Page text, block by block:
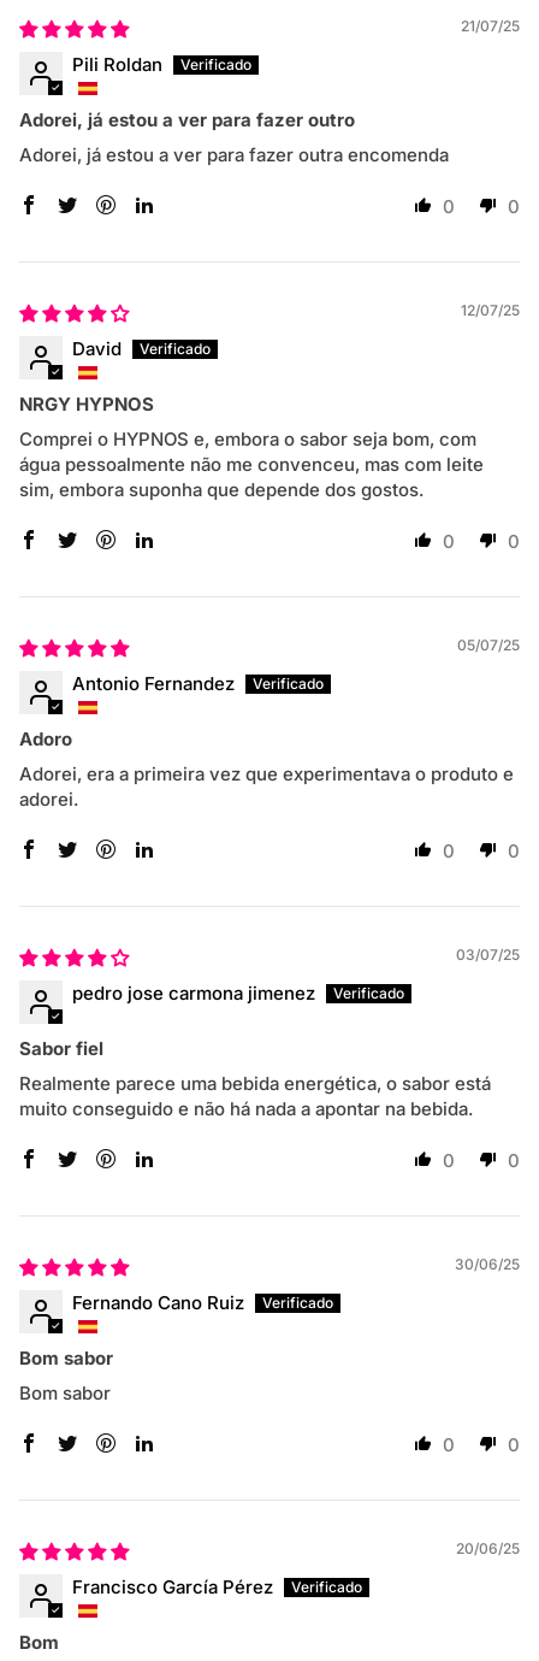
21/07/25
Pili Roldan
Adorei, já estou a ver para fazer outro
Adorei, já estou a ver para fazer outra encomenda
0 0
12/07/25
David
NRGY HYPNOS
Comprei o HYPNOS e, embora o sabor seja bom, com
água pessoalmente não me convenceu, mas com leite
sim, embora suponha que depende dos gostos.
0 0
05/07/25
Antonio Fernandez
Adoro
Adorei, era a primeira vez que experimentava o produto e
adorei.
0 0
03/07/25
pedro jose carmona jimenez
Sabor fiel
Realmente parece uma bebida energética, o sabor está
muito conseguido e não há nada a apontar na bebida.
0 0
30/06/25
Fernando Cano Ruiz
Bom sabor
Bom sabor
0 0
20/06/25
Francisco García Pérez
Bom